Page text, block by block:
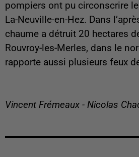
pompiers ont pu circonscrire
La-Neuville-en-Hez. Dans
chaume a détruit 20 hectares
Rouvroy-les-Merles, dans le
rapporte aussi plusieurs feux
Vincent Frémeaux - Nicolas